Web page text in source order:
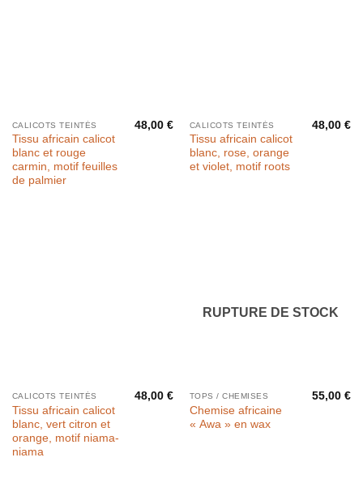
CALICOTS TEINTÉS
Tissu africain calicot
blanc et rouge
carmin, motif feuilles
de palmier
48,00€ CALICOTS TEINTÉS
Tissu africain calicot
blanc, rose, orange
et violet, motif roots
48,00€
CALICOTS TEINTÉS
Tissu africain calicot
blanc, vert citron et
orange, motif niama-
niama
48,00€
RUPTURE DE STOCK
TOPS / CHEMISES
Chemise africaine
« Awa » en wax
55,00€